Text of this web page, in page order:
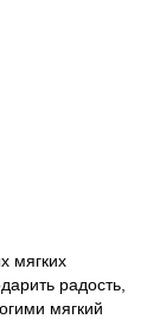
мягких
радость,
мягкий